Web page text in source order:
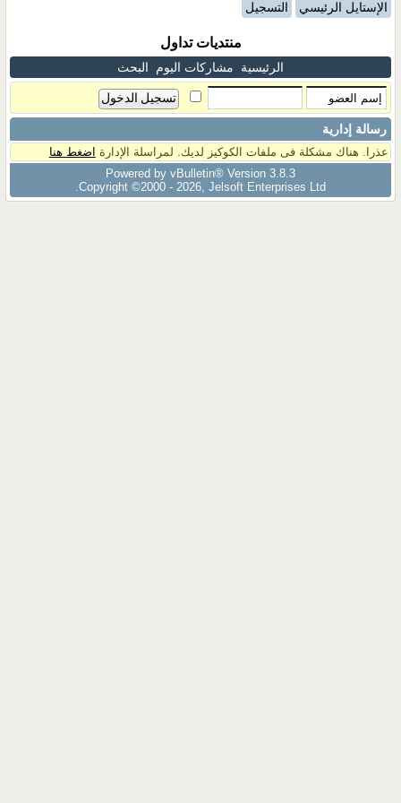
الإستايل الرئيسي التسجيل
منتديات تداول
الرئيسية مشاركات اليوم البحث
رسالة إدارية
عذرا. هناك مشكلة فى ملفات الكوكيز لديك. لمراسلة الإدارة اضغط هنا
Powered by vBulletin® Version 3.8.3
Copyright ©2000 - 2026, Jelsoft Enterprises Ltd.